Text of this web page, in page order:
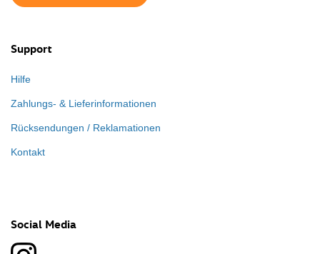
Support
Hilfe
Zahlungs- & Lieferinformationen
Rücksendungen / Reklamationen
Kontakt
Social Media